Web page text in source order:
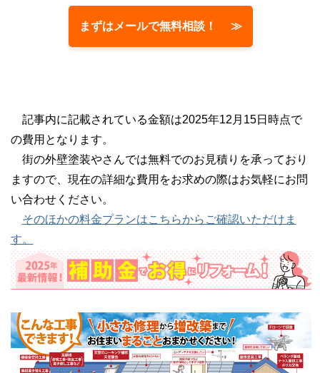
まずはメールで無料相談！ ≫
記事内に記載されている金額は2025年12月15日時点で
の費用となります。
街の外壁塗装やさんでは無料でのお見積りを承っており
ますので、現在の詳細な費用をお求めの際はお気軽にお問
い合わせください。
そのほかの料金プランはこちらからご確認いただけま
す。